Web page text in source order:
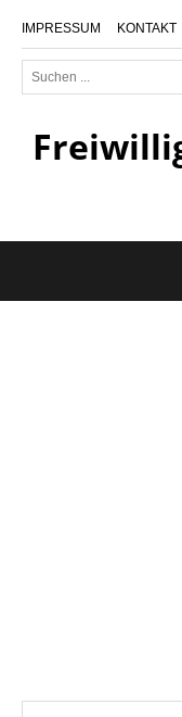
IMPRESSUM KONTAKT
Suchen
...